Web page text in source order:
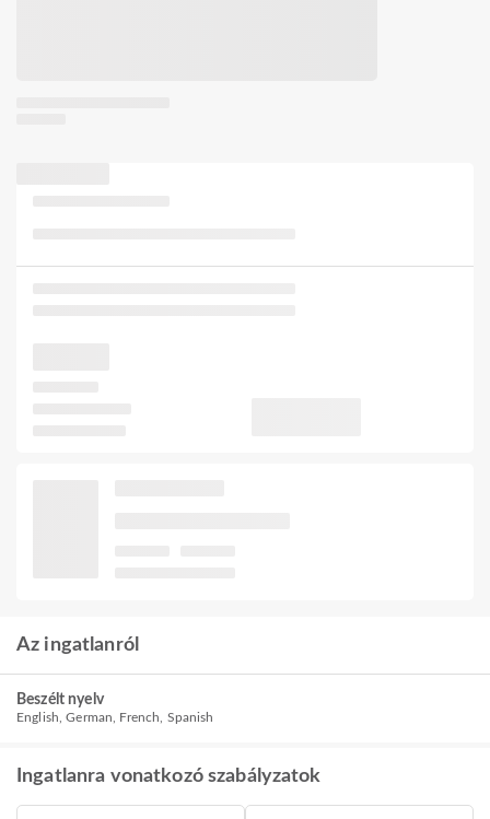
Az ingatlanról
Beszélt nyelv
English, German, French, Spanish
Ingatlanra vonatkozó szabályzatok